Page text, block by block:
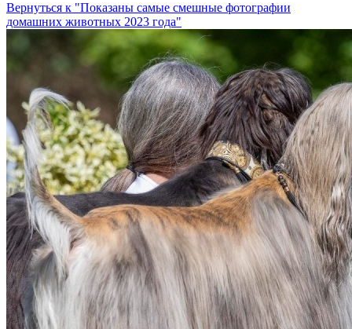
Вернуться к "Показаны самые смешные фотографии
домашних животных 2023 года"